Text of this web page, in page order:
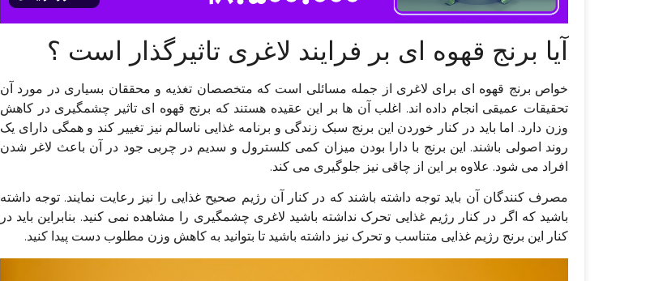
آیا برنج قهوه‌ ای بر فرایند لاغری تاثیرگذار است ؟
خواص برنج قهوه‌ ای برای لاغری از جمله مسائلی است که متخصصان تغذیه و محققان بسیاری در مورد آن
تحقیقات عمیقی انجام داده اند. اغلب آن ها بر این عقیده هستند که برنج قهوه‌ ای تاثیر چشمگیری در کاهش
وزن دارد. اما باید در کنار خوردن این برنج سبک زندگی و برنامه غذایی ناسالم نیز تغییر کند و همگی دارای یک
روند اصولی باشند. این برنج با دارا بودن میزان کمی کلسترول و سدیم در چربی جود در آن باعث لاغر شدن
افراد می‌ شود. علاوه بر این از چاقی نیز جلوگیری می‌ کند.
مصرف کنندگان آن باید توجه داشته باشند که در کنار آن رژیم صحیح غذایی را نیز رعایت نمایند. توجه داشته
باشید که اگر در کنار رژیم غذایی تحرک نداشته باشید لاغری چشمگیری را مشاهده نمی‌ کنید. بنابراین باید در
کنار این برنج رژیم غذایی متناسب و تحرک نیز داشته باشید تا بتوانید به کاهش وزن مطلوب دست پیدا کنید.